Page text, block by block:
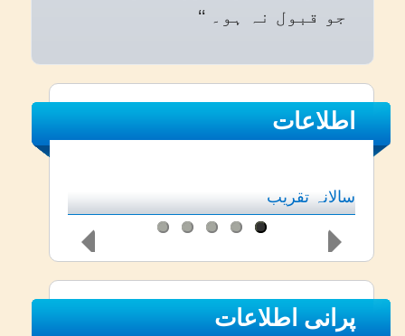
جو قبول نہ ہو۔ ‘‘
اطلاعات
سالانہ تقریب
پرانی اطلاعات